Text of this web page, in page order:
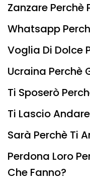
Zanzare Perchè
Whatsapp
Voglia Di Dolce
Ucraina Perchè
Ti Sposerò
Ti Lascio
Sarà Perchè Ti
Perdona Loro
Che Fanno?